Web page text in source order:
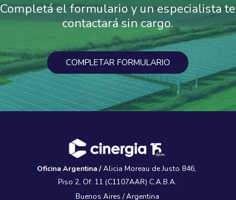
COMPLETAR FORMULARIO
Oficina Argentina /Alicia Moreau de Justo 846,
Piso 2, Of. 11 (C1107AAR) C.A.B.A.
Buenos Aires / Argentina
Completá el formulario y un especialista te
contactará sin cargo.